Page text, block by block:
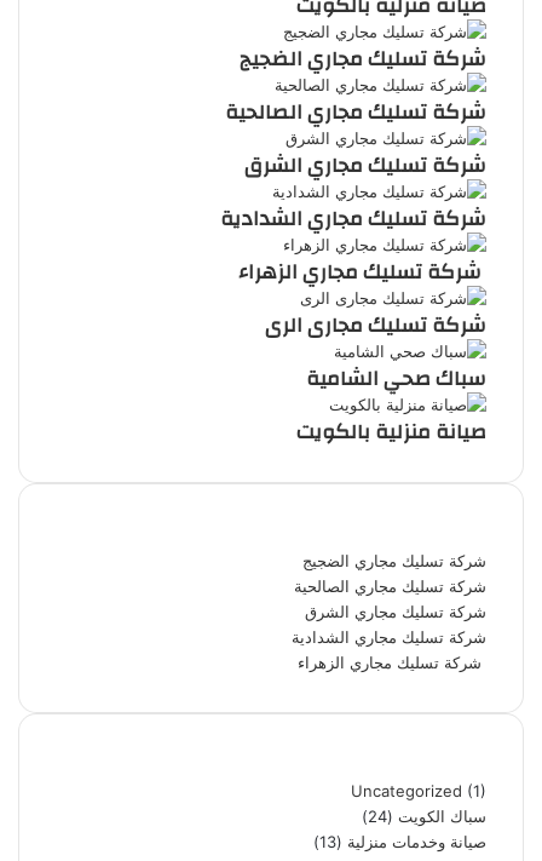
شركة تسليك مجاري الضجيج
شركة تسليك مجاري الصالحية
شركة تسليك مجاري الشرق
شركة تسليك مجاري الشدادية
شركة تسليك مجاري الزهراء
شركة تسليك مجارى الرى
سباك صحي الشامية
صيانة منزلية بالكويت
شركة تسليك مجاري الضجيج
شركة تسليك مجاري الصالحية
شركة تسليك مجاري الشرق
شركة تسليك مجاري الشدادية
شركة تسليك مجاري الزهراء
Uncategorized (1)
سباك الكويت (24)
صيانة وخدمات منزلية (13)